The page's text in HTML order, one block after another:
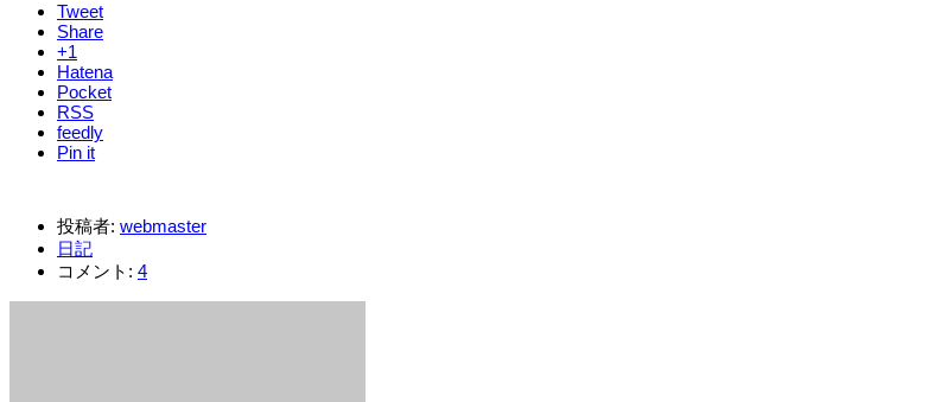
Tweet
Share
+1
Hatena
Pocket
RSS
feedly
Pin it
投稿者: webmaster
日記
コメント: 4